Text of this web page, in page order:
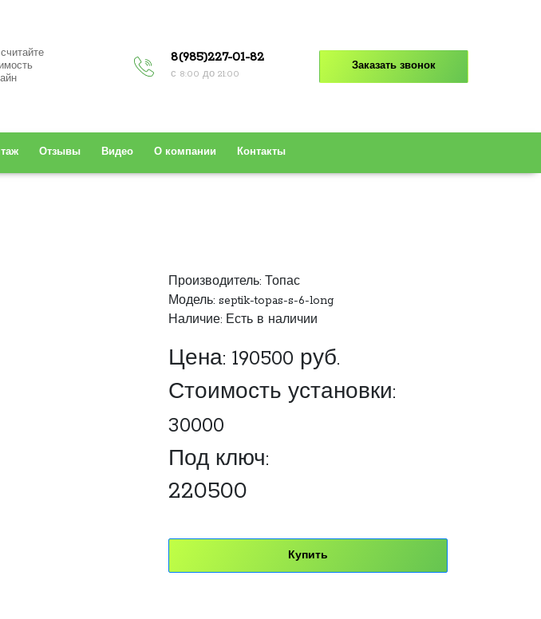
8(985)227-01-82
с 8:00 до 21:00
Заказать звонок
Отзывы Видео О компании Контакты
Производитель: Топас
Модель: septik-topas-s-6-long
Наличие: Есть в наличии
Цена: 190500 руб.
Стоимость установки:
30000
Под ключ:
220500
Купить